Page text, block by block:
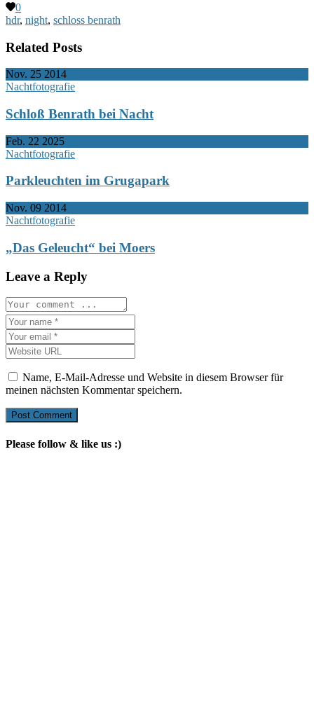
0
hdr, night, schloss benrath
Related Posts
Nov. 25 2014
Nachtfotografie
Schloß Benrath bei Nacht
Feb. 22 2025
Nachtfotografie
Parkleuchten im Grugapark
Nov. 09 2014
Nachtfotografie
„Das Geleucht“ bei Moers
Leave a Reply
Name, E-Mail-Adresse und Website in diesem Browser für
meinen nächsten Kommentar speichern.
Please follow & like us :)